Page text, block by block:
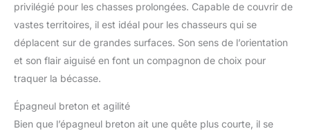
privilégié pour les chasses prolongées. Capable de couvrir de
vastes territoires, il est idéal pour les chasseurs qui se
déplacent sur de grandes surfaces. Son sens de l’orientation
et son flair aiguisé en font un compagnon de choix pour
traquer la bécasse.
Épagneul breton et agilité
Bien que l’épagneul breton ait une quête plus courte, il se